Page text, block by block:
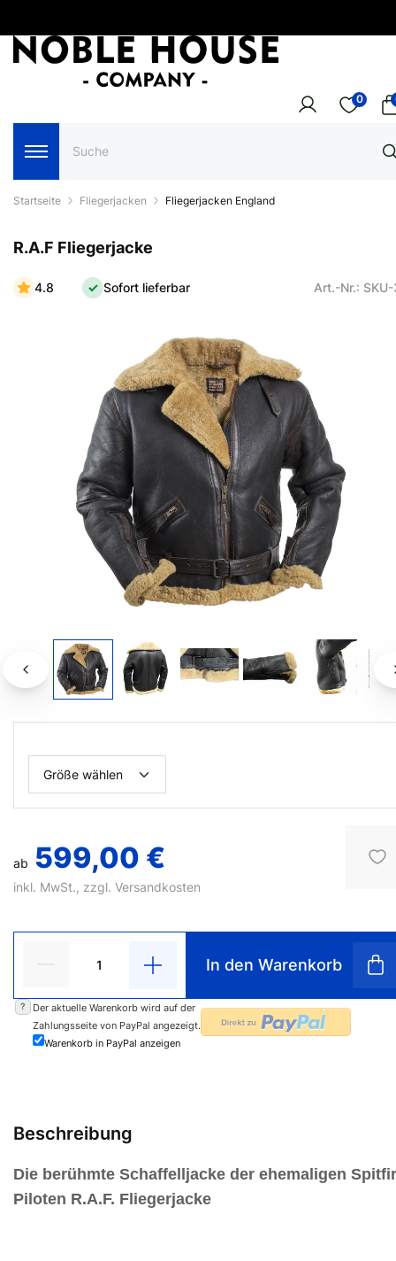
0
Startseite Fliegerjacken Fliegerjacken England
R.A.F Fliegerjacke
4.8 Sofort lieferbar Art.-Nr.:
ab 599,00 €
inkl. MwSt., zzgl. Versandkosten
In den Warenkorb
?
Der aktuelle Warenkorb wird auf der
Zahlungsseite von PayPal angezeigt.
Warenkorb in PayPal anzeigen
Beschreibung
Die berühmte Schaffelljacke der ehemaligen
Piloten R.A.F. Fliegerjacke